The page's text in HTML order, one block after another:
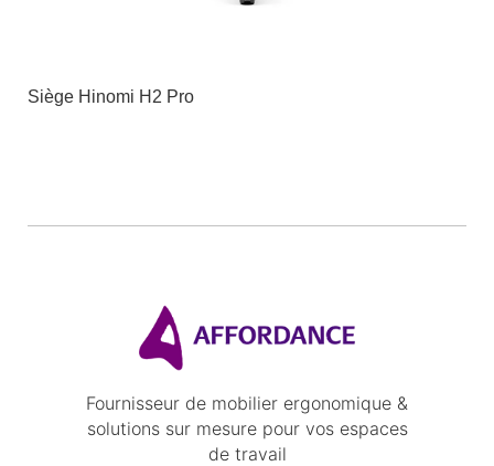
Siège Hinomi H2 Pro
Fournisseur de mobilier ergonomique &
solutions sur mesure pour vos espaces
de travail